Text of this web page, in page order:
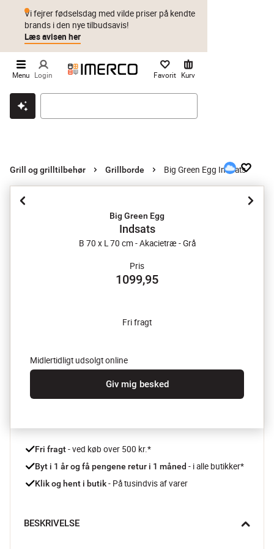
Klik & hent Byt i 1 år Prismatch
Vi fejrer fødselsdag med vilde priser på kendte
brands i den nye tilbudsavis!
Læs avisen her
Menu Login Favorit Kurv
Grill og grilltilbehør Grillborde Big Green Egg Indsats
Big Green Egg
Indsats
B 70 x L 70 cm - Akacietræ - Grå
Pris
1099,95
Fri fragt
Midlertidligt udsolgt online
Giv mig besked
Fri fragt - ved køb over 500 kr.*
Byt i 1 år og få pengene retur i 1 måned - i alle butikker*
Klik og hent i butik - På tusindvis af varer
BESKRIVELSE